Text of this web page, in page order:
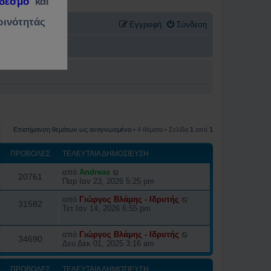
Σύνδεση
Εγγραφή
Επισήμανση θεμάτων ως αναγνωσμένα • 4 θέματα • Σελίδα 1 από 1
ΠΡΟΒΟΛΈΣ ΤΕΛΕΥΤΑΊΑ ΔΗΜΟΣΊΕΥΣΗ
20761 από Andreas
Παρ Ιαν 23, 2026 5:25 pm
31582 από Γιώργος Βλάμης - Ιδρυτής
Τετ Ιαν 14, 2026 6:55 pm
34690 από Γιώργος Βλάμης - Ιδρυτής
Δευ Δεκ 01, 2025 3:16 am
ΠΡΟΒΟΛΈΣ ΤΕΛΕΥΤΑΊΑ ΔΗΜΟΣΊΕΥΣΗ